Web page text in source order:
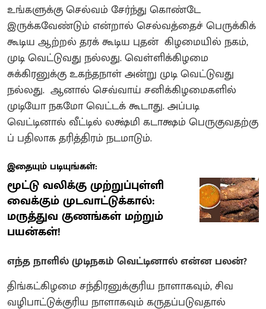
உங்களுக்கு செல்வம் சேர்ந்து கொண்டே
இருக்கவேண்டும் என்றால் செல்வத்தைச் பெருக்கிக்
கூடிய ஆற்றல் தரக் கூடிய புதன் கிழமையில் நகம்,
முடி வெட்டுவது நல்லது.‌ வெள்ளிக்கிழமை
சுக்கிரனுக்கு உகந்தநாள் அன்று முடி வெட்டுவது
நல்லது. ஆனால் செவ்வாய் சனிக்கிழமைகளில்
முடியோ நகமோ வெட்டக் கூடாது.‌ அப்படி
வெட்டினால் வீட்டில் லக்ஷ்மி கடாக்ஷம் பெருகுவதற்கு
ப் பதிலாக தரித்திரம் நடமாடும்.
இதையும் படியுங்கள்:
மூட்டு வலிக்கு முற்றுப்புள்ளி
வைக்கும் முடவாட்டுக்கால்:
மருத்துவ குணங்கள் மற்றும்
பயன்கள்!
எந்த நாளில் முடிநகம் வெட்டினால் என்ன பலன்?
திங்கட்கிழமை சந்திரனுக்குரிய நாளாகவும், சிவ
வழிபாட்டுக்குரிய நாளாகவும் கருதப்படுவதால்